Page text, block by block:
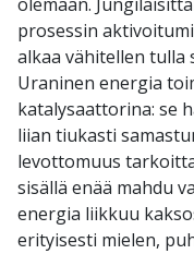
prosessin
alkaa vähitellen tulla
Uraninen energia
katalysaattorina: se
liian tiukasti
levottomuus
sisällä enää mahdu
energia liikkuu
erityisesti mielen,